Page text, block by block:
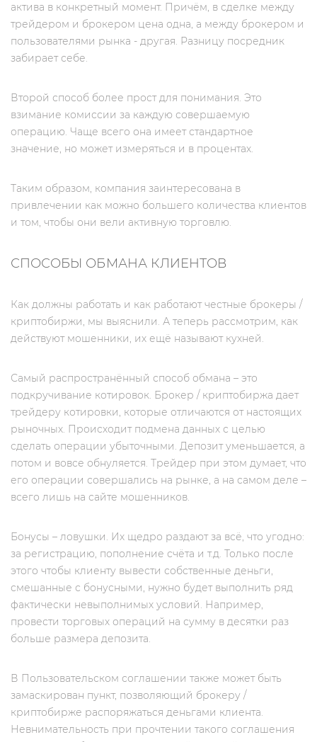
актива в конкретный момент. Причём, в сделке между
трейдером и брокером цена одна, а между брокером и
пользователями рынка - другая. Разницу посредник
забирает себе.
Второй способ более прост для понимания. Это
взимание комиссии за каждую совершаемую
операцию. Чаще всего она имеет стандартное
значение, но может измеряться и в процентах.
Таким образом, компания заинтересована в
привлечении как можно большего количества клиентов
и том, чтобы они вели активную торговлю.
СПОСОБЫ ОБМАНА КЛИЕНТОВ
Как должны работать и как работают честные брокеры /
криптобиржи, мы выяснили. А теперь рассмотрим, как
действуют мошенники, их ещё называют кухней.
Самый распространённый способ обмана – это
подкручивание котировок. Брокер / криптобиржа дает
трейдеру котировки, которые отличаются от настоящих
рыночных. Происходит подмена данных с целью
сделать операции убыточными. Депозит уменьшается, а
потом и вовсе обнуляется. Трейдер при этом думает, что
его операции совершались на рынке, а на самом деле –
всего лишь на сайте мошенников.
Бонусы – ловушки. Их щедро раздают за всё, что угодно:
за регистрацию, пополнение счёта и т.д. Только после
этого чтобы клиенту вывести собственные деньги,
смешанные с бонусными, нужно будет выполнить ряд
фактически невыполнимых условий. Например,
провести торговых операций на сумму в десятки раз
больше размера депозита.
В Пользовательском соглашении также может быть
замаскирован пункт, позволяющий брокеру /
криптобирже распоряжаться деньгами клиента.
Невнимательность при прочтении такого соглашения